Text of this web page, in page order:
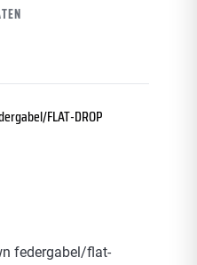
FLAT-DROP
federgabel/flat-